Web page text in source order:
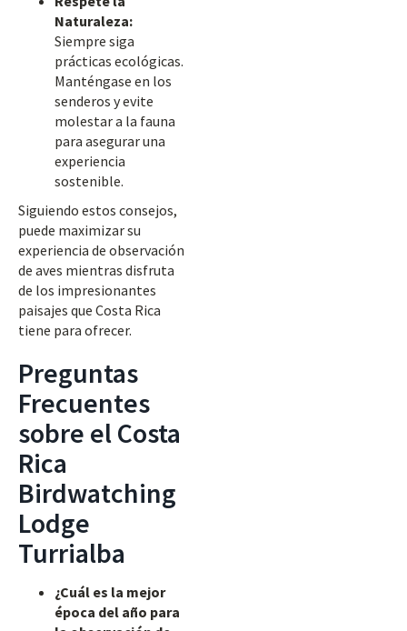
Naturaleza:
Siempre siga
prácticas ecológicas.
Manténgase en los
senderos y evite
molestar a la fauna
para asegurar una
experiencia
sostenible.
Siguiendo estos consejos,
puede maximizar su
experiencia de observación
de aves mientras disfruta
de los impresionantes
paisajes que Costa Rica
tiene para ofrecer.
Preguntas
Frecuentes
sobre el Costa
Rica
Birdwatching
Lodge
Turrialba
¿Cuál es la mejor
época del año para